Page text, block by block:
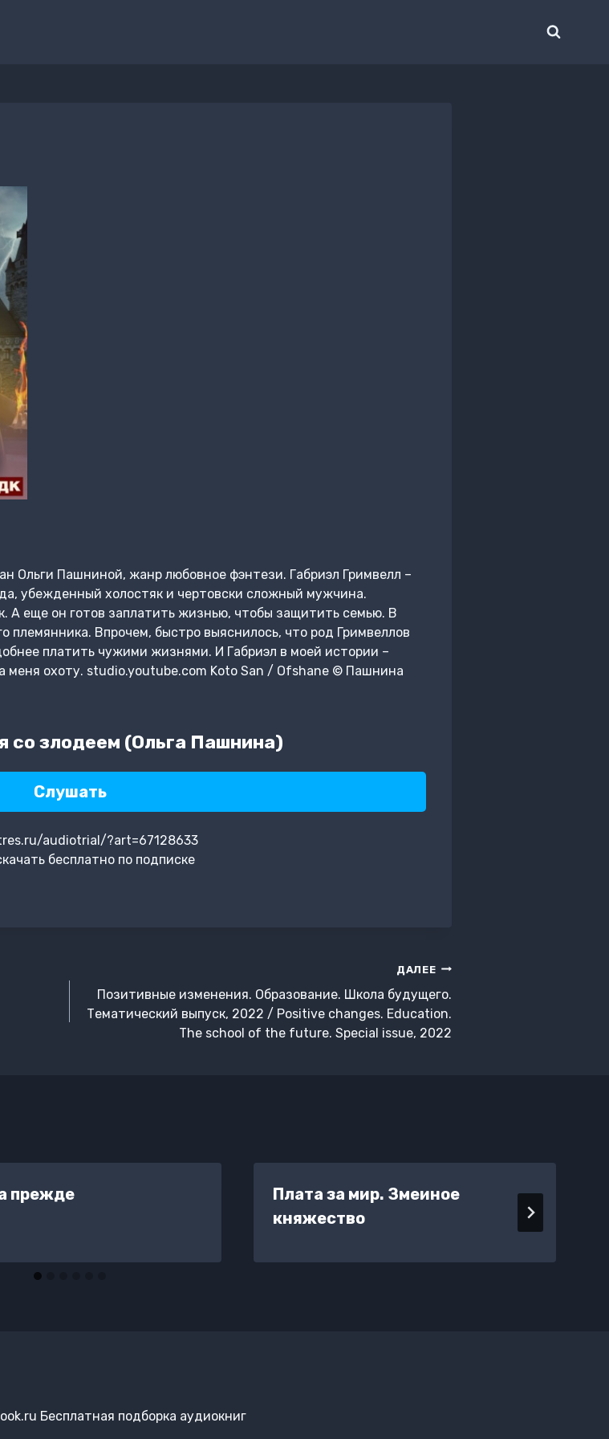
Ольги Пашниной, жанр любовное фэнтези. Габриэл Гримвелл –
убежденный холостяк и чертовски сложный мужчина.
А еще он готов заплатить жизнью, чтобы защитить семью. В
племянника. Впрочем, быстро выяснилось, что род Гримвеллов
платить чужими жизнями. И Габриэл в моей истории –
меня охоту. studio.youtube.com Koto San / Ofshane © Пашнина
со злодеем (Ольга Пашнина)
Слушать
audiotrial/?art=67128633
бесплатно по подписке
ДАЛЕЕ
Позитивные изменения. Образование. Школа будущего.
Тематический выпуск, 2022 / Positive changes. Education.
The school of the future. Special issue, 2022
прежде
Плата за мир. Змеиное
княжество
Бесплатная подборка аудиокниг